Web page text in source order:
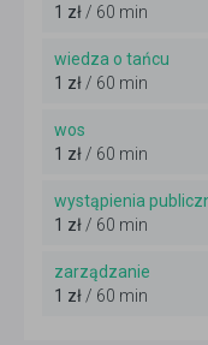
1 zł/ 60 min
wiedza o tańcu
1 zł/ 60 min
wos
1 zł/ 60 min
wystąpienia
1 zł/ 60 min
zarządzanie
1 zł/ 60 min